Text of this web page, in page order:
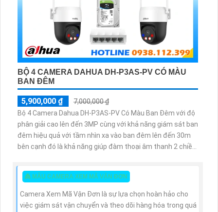
BỘ 4 CAMERA DAHUA DH-P3AS-PV CÓ MÀU
BAN ĐÊM
5,900,000 ₫
7,000,000 ₫
Bộ 4 Camera Dahua DH-P3AS-PV Có Màu Ban Đêm với độ
phân giải cao lên đến 3MP cùng với khả năng giám sát ban
đêm hiệu quả với tầm nhìn xa vào ban đêm lên đến 30m
bên cạnh đó là khả năng giúp đàm thoại âm thanh 2 chiều
👸 MẪU CAMERA XEM MÃ VẬN ĐƠN
Camera Xem Mã Vận Đơn là sự lựa chọn hoàn hảo cho
việc giám sát vận chuyển và theo dõi hàng hóa trong quá